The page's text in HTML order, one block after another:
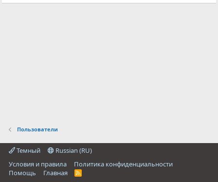
Пользователи
Темный
Russian (RU)
Условия и правила
Политика конфиденциальности
Помощь
Главная
R